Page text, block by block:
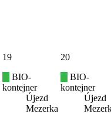
19
BIO-
kontejner
Újezd
Mezerka
20
BIO-
kontejner
Újezd